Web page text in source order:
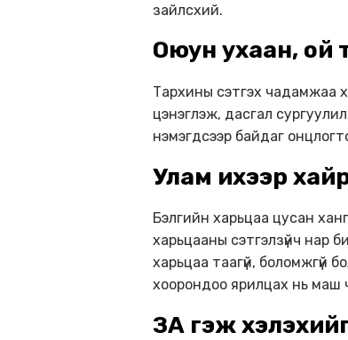
зайлсхий.
Оюун ухаан, ой
Тархины сэтгэх чадамжаа
цэнэглэж, дасгал
нэмэгдсээр байдаг
Улам ихээр
Бэлгийн харьцаа цусан
харьцааны сэтгэлзүйч нар
харьцаа таагүй, боломжгүй
хоорондоо ярилцах нь маш
ЗА гэж